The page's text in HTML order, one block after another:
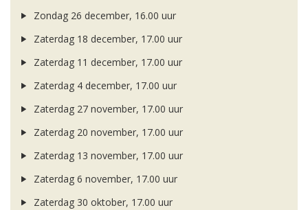
Zondag 26 december, 16.00 uur
Zaterdag 18 december, 17.00 uur
Zaterdag 11 december, 17.00 uur
Zaterdag 4 december, 17.00 uur
Zaterdag 27 november, 17.00 uur
Zaterdag 20 november, 17.00 uur
Zaterdag 13 november, 17.00 uur
Zaterdag 6 november, 17.00 uur
Zaterdag 30 oktober, 17.00 uur